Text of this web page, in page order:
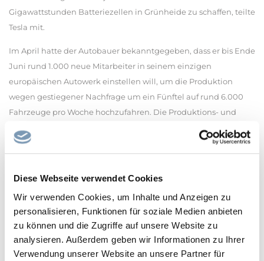
Diese Webseite verwendet Cookies
Wir verwenden Cookies, um Inhalte und Anzeigen zu
personalisieren, Funktionen für soziale Medien anbieten
zu können und die Zugriffe auf unsere Website zu
analysieren. Außerdem geben wir Informationen zu Ihrer
Verwendung unserer Website an unsere Partner für
Gigawattstunden Batteriezellen in Grünheide zu schaffen, teilte
Tesla mit.
Im April hatte der Autobauer bekanntgegeben, dass er bis Ende
Juni rund 1.000 neue Mitarbeiter in seinem einzigen
europäischen Autowerk einstellen will, um die Produktion
wegen gestiegener Nachfrage um ein Fünftel auf rund 6.000
Fahrzeuge pro Woche hochzufahren. Die Produktions- und
Trendwende. Von Zelle bis E-Auto - Tesla will alles an einem
voraussichtlich 2027 alles an einem Standort produziert
Europa.» Damit ist Tesla nach eigener Einschätzung
widerstandsfähiger. Für das Hochfahren der
Batteriezellfertigung würden mehr Arbeitskräfte benötigt. Der
Personalbedarf in der Batteriezellfertigung belaufe sich auf